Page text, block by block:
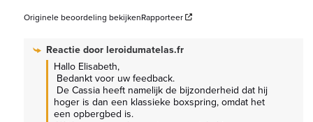
Originele beoordeling bekijkenRapporteer
Reactie doorleroidumatelas.fr
Hallo Elisabeth,
hoger is dan een klassieke boxspring, omdat het
een opbergbed is.